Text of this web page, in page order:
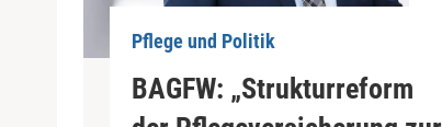
Pflege und Politik
BAGFW: „Strukturreform